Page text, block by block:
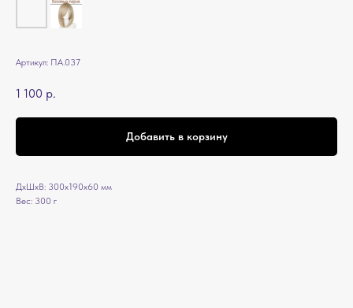
Артикул: ПА.037
1 100 р.
Добавить в корзину
ДxШxВ: 300x190x60 мм
Вес: 300 г